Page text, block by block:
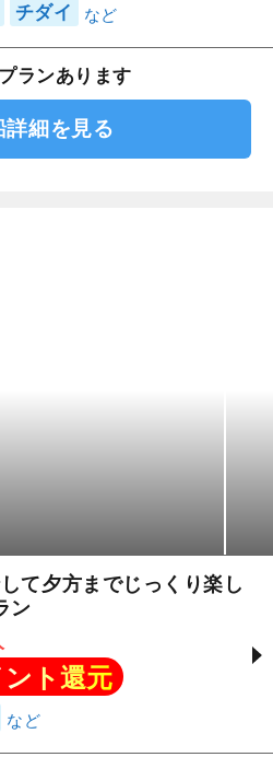
チダイ
プランあります
詳細を見る
て夕方までじっくり楽し
ン
ト還元